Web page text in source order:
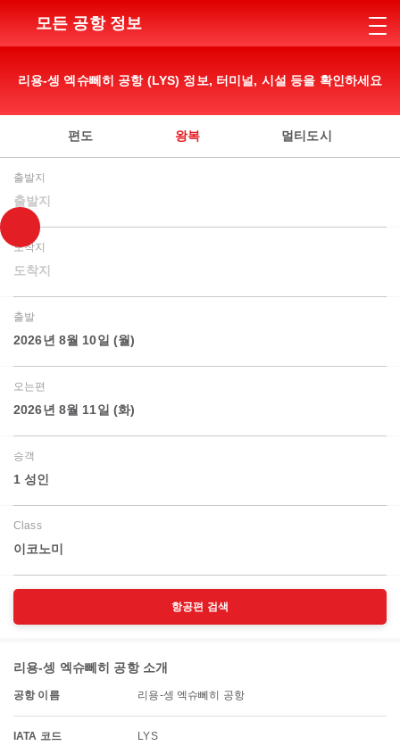
모든 공항 정보
리용-셍 엑슈뻬히 공항 (LYS) 정보, 터미널, 시설 등을 확인하세요
편도 왕복 멀티도시
출발지
출발지
도착지
도착지
출발
2026년 8월 10일 (월)
오는편
2026년 8월 11일 (화)
승객
1 성인
Class
이코노미
항공편 검색
리용-셍 엑슈뻬히 공항 소개
공항 이름 리용-셍 엑슈뻬히 공항
IATA 코드 LYS